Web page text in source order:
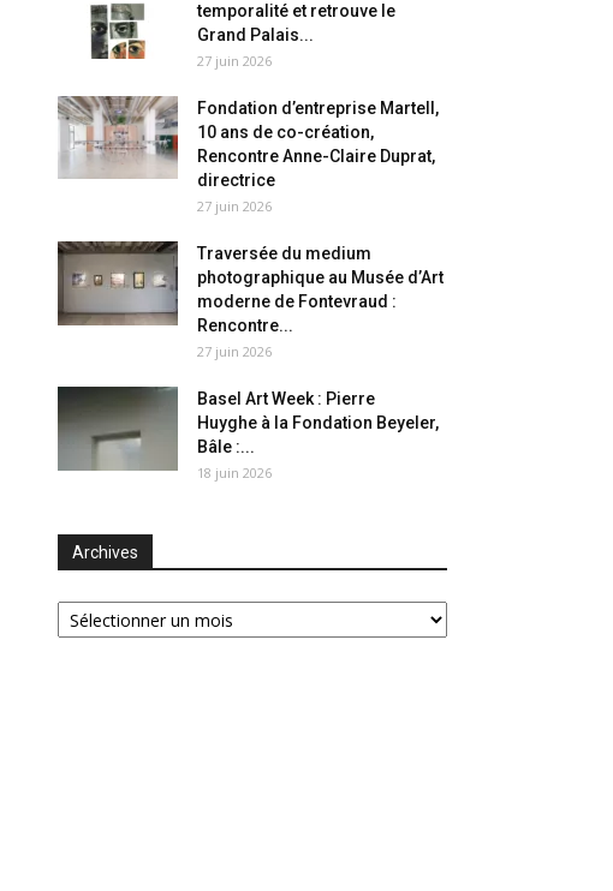
temporalité et retrouve le
Grand Palais...
27 juin 2026
Fondation d’entreprise Martell,
10 ans de co-création,
Rencontre Anne-Claire Duprat,
directrice
27 juin 2026
Traversée du medium
photographique au Musée d’Art
moderne de Fontevraud :
Rencontre...
27 juin 2026
Basel Art Week : Pierre
Huyghe à la Fondation Beyeler,
Bâle :...
18 juin 2026
Archives
Archives